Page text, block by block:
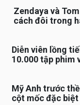
Zendaya và
cách đôi trong
Diễn viên lồng
10.000 tập phim
Mỹ Anh trước
cột mốc đặc